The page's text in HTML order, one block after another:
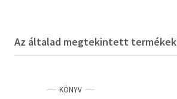
Az általad megtekintett termékek
KÖNYV